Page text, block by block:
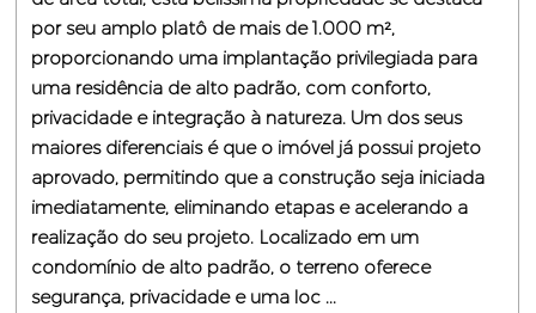
por seu amplo platô de mais de 1.000 m²,
proporcionando uma implantação privilegiada para
uma residência de alto padrão, com conforto,
privacidade e integração à natureza. Um dos seus
maiores diferenciais é que o imóvel já possui projeto
aprovado, permitindo que a construção seja iniciada
imediatamente, eliminando etapas e acelerando a
realização do seu projeto. Localizado em um
condomínio de alto padrão, o terreno oferece
segurança, privacidade e uma loc ...